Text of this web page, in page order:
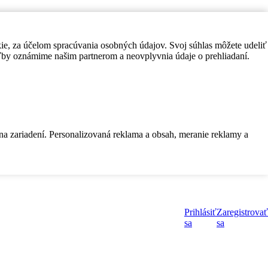
za účelom spracúvania osobných údajov. Svoj súhlas môžete udeliť
oznámime našim partnerom a neovplyvnia údaje o prehliadaní.
Personalizovaná reklama a obsah, meranie reklamy a
Prihlásiť
sa
Zaregistrovať
sa